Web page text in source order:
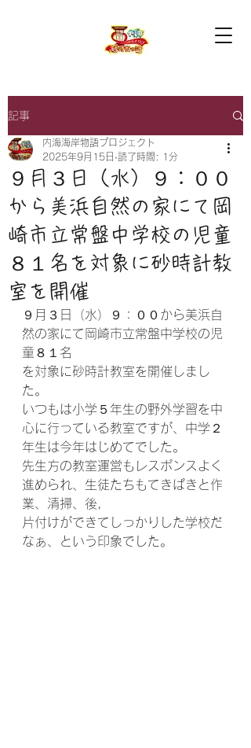
記事
９月３日（水）９：００
から美浜自然の家にて岡
崎市立常盤中学校の児童
８１名を対象に砂時計教
室を開催
内海海岸物語プロジェクト
2025年9月15日 読了時間: 1分
９月３日（水）９：００から美浜自
然の家にて岡崎市立常盤中学校の児
童８１名
を対象に砂時計教室を開催しまし
た。
いつもは小学５年生の野外学習を中
心に行っている教室ですが、中学２
年生は今年はじめてでした。
先生方の教室運営もレスポンスよく
進められ、生徒たちもてきぱきと作
業、清掃、後,
片付けができてしっかりした学校だ
なぁ、という印象でした。